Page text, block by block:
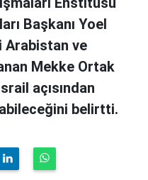
Başkanı Yoel
Arabistan ve
Mekke Ortak
açısından
belirtti.